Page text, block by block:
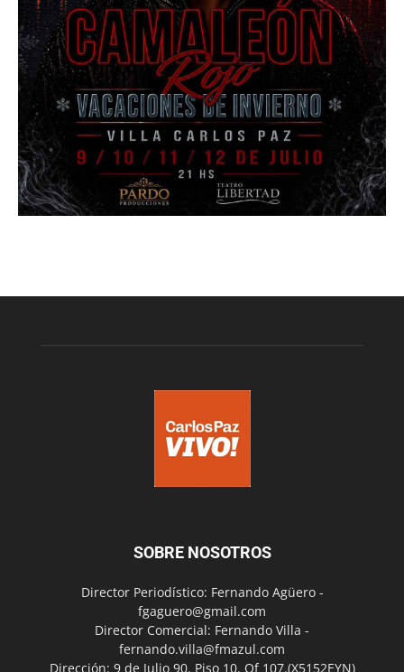
SOBRE NOSOTROS
Director Periodístico: Fernando Agüero -
fgaguero@gmail.com
Director Comercial: Fernando Villa -
fernando.villa@fmazul.com
Dirección: 9 de Julio 90. Piso 10. Of 107.(X5152EYN)